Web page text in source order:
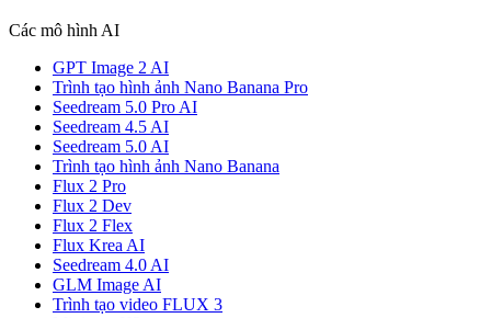
Các mô hình AI
GPT Image 2 AI
Trình tạo hình ảnh Nano Banana Pro
Seedream 5.0 Pro AI
Seedream 4.5 AI
Seedream 5.0 AI
Trình tạo hình ảnh Nano Banana
Flux 2 Pro
Flux 2 Dev
Flux 2 Flex
Flux Krea AI
Seedream 4.0 AI
GLM Image AI
Trình tạo video FLUX 3